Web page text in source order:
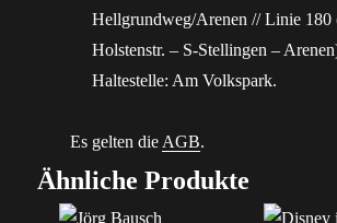
Hellgrundweg/Arenen // Linie 180
Holstenstr. – S-Stellingen –
Haltestelle: Am Volkspark.
Es gelten die AGB.
Ähnliche Produkte